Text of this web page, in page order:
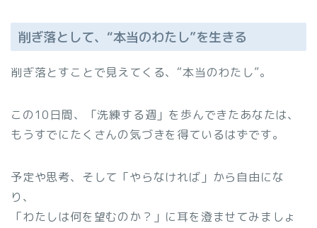
削ぎ落として、“本当のわたし”を生きる
削ぎ落とすことで見えてくる、“本当のわたし”。
この10日間、「洗練する週」を歩んできたあなたは、
もうすでにたくさんの気づきを得ているはずです。
予定や思考、そして「やらなければ」から自由にな
り、
「わたしは何を望むのか？」に耳を澄ませてみましょ